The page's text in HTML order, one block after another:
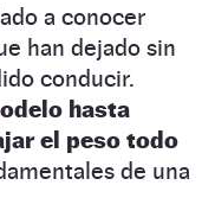
a conocer
han dejado sin
conducir.
hasta
el peso todo
de una